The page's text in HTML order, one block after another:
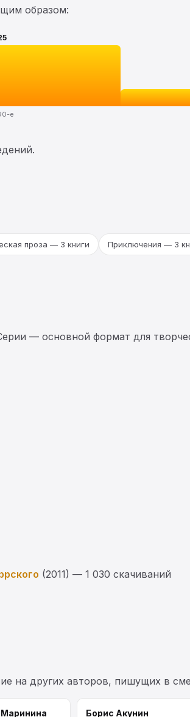
образом:
е
проза — 3 книги Приключения — 3
— основной формат для
(2011) — 1 030 скачиваний
на других авторов, пишущих в
Борис Акунин